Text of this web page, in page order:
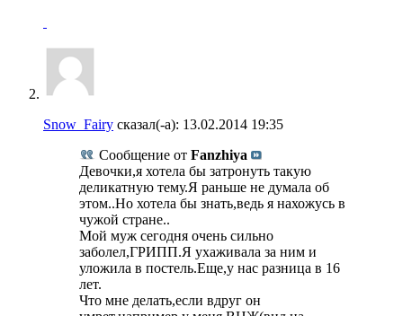
Snow_Fairy сказал(-а): 13.02.2014 19:35
Сообщение от Fanzhiya
Девочки,я хотела бы затронуть такую
деликатную тему.Я раньше не думала об
этом..Но хотела бы знать,ведь я нахожусь в
чужой стране..
Мой муж сегодня очень сильно
заболел,ГРИПП.Я ухаживала за ним и
уложила в постель.Еще,у нас разница в 16
лет.
Что мне делать,если вдруг он